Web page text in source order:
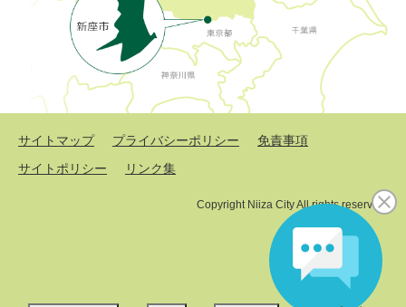
サイトマップ プライバシーポリシー
免責事項
サイトポリシー
リンク集
Copyright Niiza City All rights reserved.